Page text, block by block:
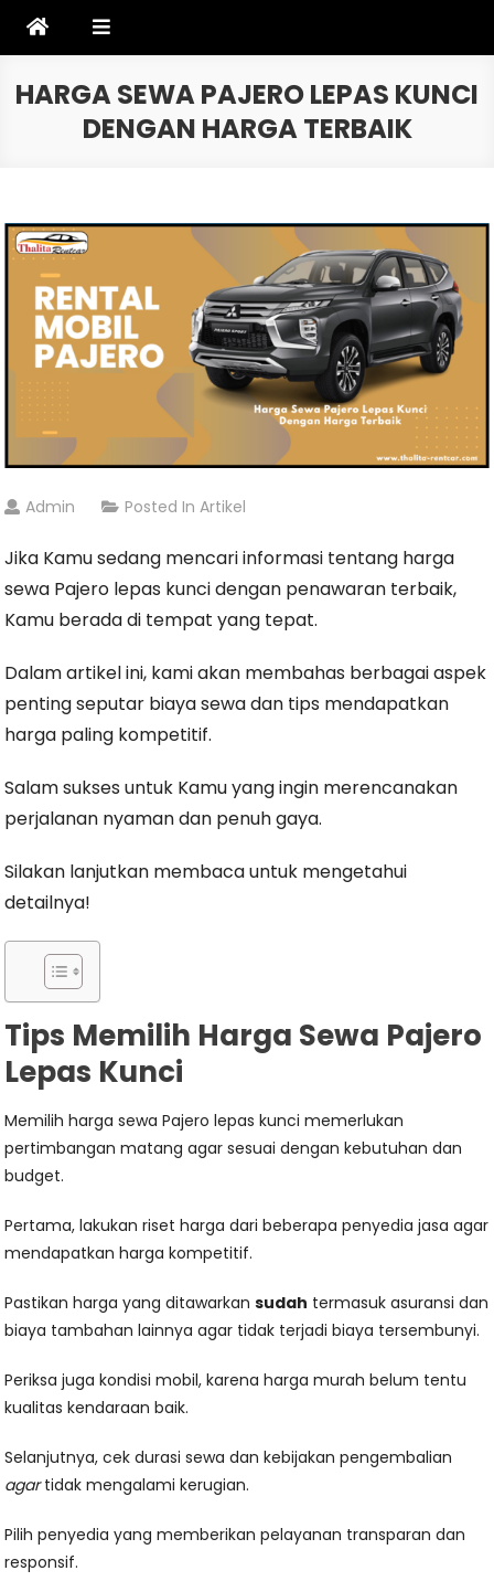
HARGA SEWA PAJERO LEPAS KUNCI
DENGAN HARGA TERBAIK
Admin Posted InArtikel
Jika Kamu sedang mencari informasi tentang harga
sewa Pajero lepas kunci dengan penawaran terbaik,
Kamu berada di tempat yang tepat.
Dalam artikel ini, kami akan membahas berbagai aspek
penting seputar biaya sewa dan tips mendapatkan
harga paling kompetitif.
Salam sukses untuk Kamu yang ingin merencanakan
perjalanan nyaman dan penuh gaya.
Silakan lanjutkan membaca untuk mengetahui
detailnya!
Tips Memilih Harga Sewa Pajero
Lepas Kunci
Memilih harga sewa Pajero lepas kunci memerlukan
pertimbangan matang agar sesuai dengan kebutuhan dan
budget.
Pertama, lakukan riset harga dari beberapa penyedia jasa agar
mendapatkan harga kompetitif.
Pastikan harga yang ditawarkansudah termasuk asuransi dan
biaya tambahan lainnya agar tidak terjadi biaya tersembunyi.
Periksa juga kondisi mobil, karena harga murah belum tentu
kualitas kendaraan baik.
Selanjutnya, cek durasi sewa dan kebijakan pengembalian
agartidak mengalami kerugian.
Pilih penyedia yang memberikan pelayanan transparan dan
responsif.